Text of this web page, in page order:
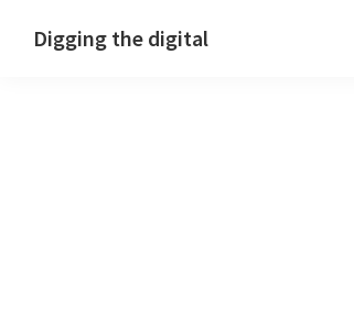
Digging the digital